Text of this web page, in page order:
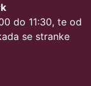
do 11:30, te od
se stranke